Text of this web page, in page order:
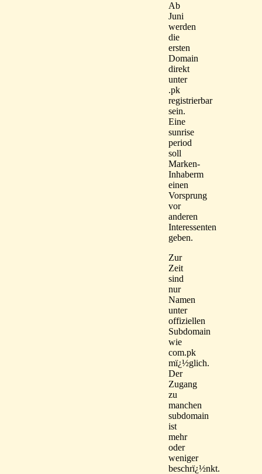
Ab
Juni
werden
die
ersten
Domain
direkt
unter
.pk
registrierbar
sein.
Eine
sunrise
period
soll
Marken-
Inhaberm
einen
Vorsprung
vor
anderen
Interessenten
geben.
Zur
Zeit
sind
nur
Namen
unter
offiziellen
Subdomain
wie
com.pk
mï¿½glich.
Der
Zugang
zu
manchen
subdomain
ist
mehr
oder
weniger
beschrï¿½nkt.